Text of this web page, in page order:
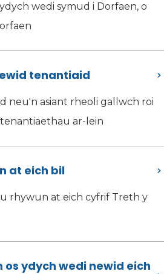
wedi symud i Dorfaen, o
tenantiaid
neu'n asiant rheoli gallwch roi
ar-lein
at eich bil
rhywun at eich cyfrif Treth y
ydych wedi newid eich